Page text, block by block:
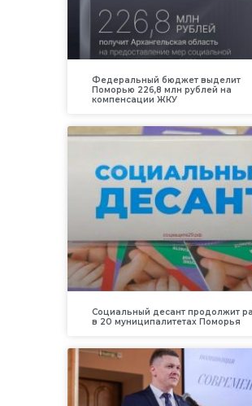
Федеральный бюджет выделит
Поморью 226,8 млн рублей на
компенсации ЖКУ
Социальный десант продолжит
в 20 муниципалитетах Поморья